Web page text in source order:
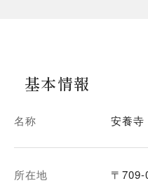
基本情報
名称 安養寺
所在地
〒709-